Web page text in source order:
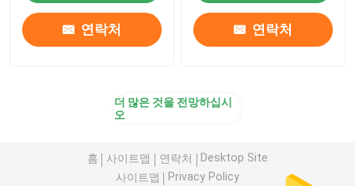
연락처 연락처
더 많은 것을 전망하십시
오
홈 사이트맵 연락처
Desktop Site
사이트맵
Privacy Policy